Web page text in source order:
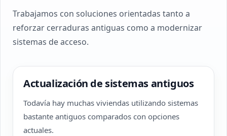
Trabajamos con soluciones orientadas tanto a
reforzar cerraduras antiguas como a modernizar
sistemas de acceso.
Actualización de sistemas antiguos
Todavía hay muchas viviendas utilizando sistemas
bastante antiguos comparados con opciones
actuales.